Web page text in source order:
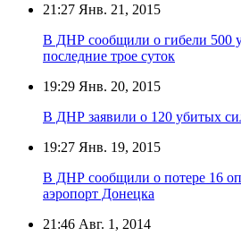
21:27 Янв. 21, 2015
В ДНР сообщили о гибели 500
последние трое суток
19:29 Янв. 20, 2015
В ДНР заявили о 120 убитых
19:27 Янв. 19, 2015
В ДНР сообщили о потере 16
аэропорт Донецка
21:46 Авг. 1, 2014